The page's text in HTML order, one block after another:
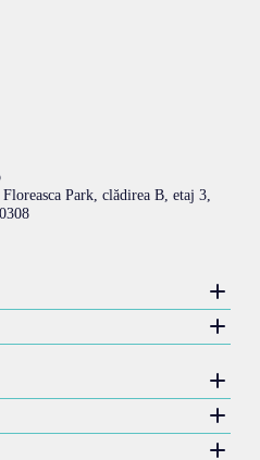
Park, clădirea B, etaj 3,